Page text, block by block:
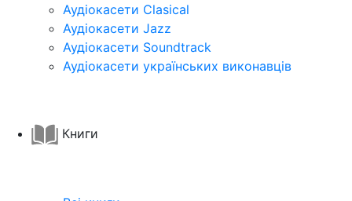
Аудіокасети Clasical
Аудіокасети Jazz
Аудіокасети Soundtrack
Аудіокасети українських виконавців
Книги